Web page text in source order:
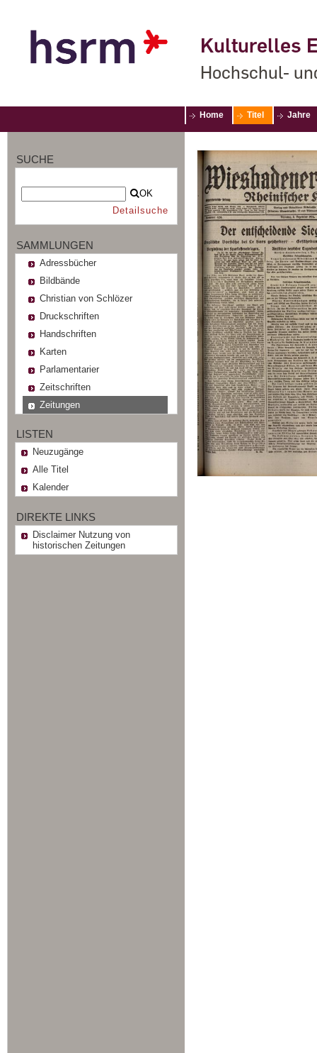
Kulturelles
Hochschul-
Home Titel Jahre
SUCHE
OK
Detailsuche
SAMMLUNGEN
Adressbücher
Bildbände
Christian von Schlözer
Druckschriften
Handschriften
Karten
Parlamentarier
Zeitschriften
Zeitungen
LISTEN
Neuzugänge
Alle Titel
Kalender
DIREKTE LINKS
Disclaimer Nutzung von
historischen Zeitungen